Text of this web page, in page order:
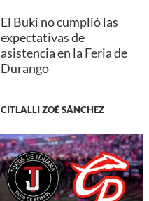
El Buki no cumplió las
expectativas de
asistencia en la Feria de
Durango
CITLALLI ZOÉ SÁNCHEZ